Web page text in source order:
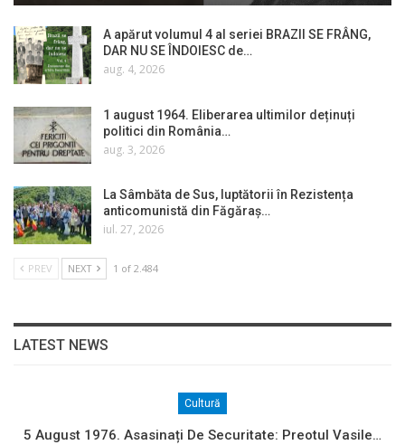
A apărut volumul 4 al seriei BRAZII SE FRÂNG,
DAR NU SE ÎNDOIESC de…
aug. 4, 2026
1 august 1964. Eliberarea ultimilor deținuți
politici din România…
aug. 3, 2026
La Sâmbăta de Sus, luptătorii în Rezistența
anticomunistă din Făgăraș…
iul. 27, 2026
PREV NEXT 1 of 2.484
LATEST NEWS
Cultură
5 August 1976. Asasinați De Securitate: Preotul Vasile…